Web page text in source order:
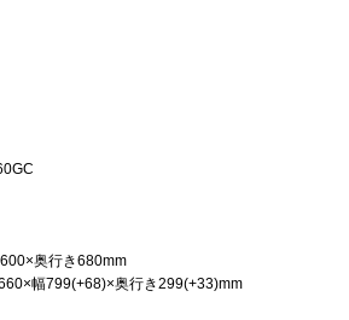
奥行き680mm
幅799(+68)×奥行き299(+33)mm